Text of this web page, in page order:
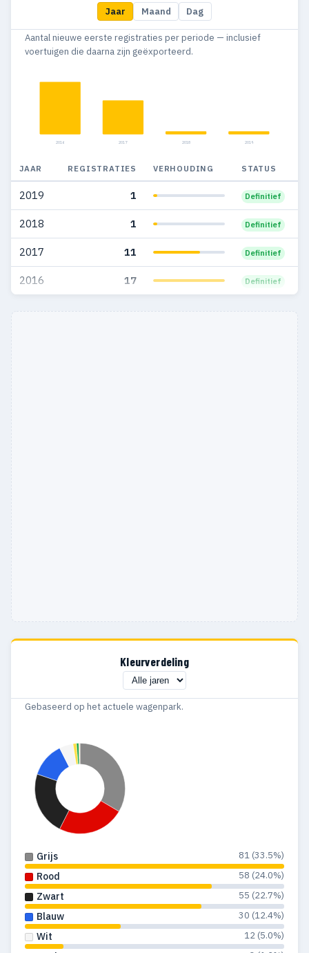
Jaar Maand Dag
Aantal nieuwe eerste registraties per periode — inclusief
voertuigen die daarna zijn geëxporteerd.
2016 2017 2018 2019
JAAR REGISTRATIES VERHOUDING STATUS
2019 1 Definitief
2018 1 Definitief
2017 11 Definitief
2016 17 Definitief
Kleurverdeling
Gebaseerd op het actuele wagenpark.
Grijs 81 (33.5%)
Rood 58 (24.0%)
Zwart 55 (22.7%)
Blauw 30 (12.4%)
Wit 12 (5.0%)